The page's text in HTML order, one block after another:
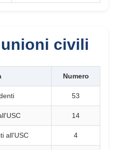
civili
Numero
53
14
all'USC 4